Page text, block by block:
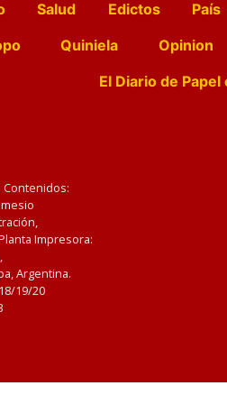
Salud Edictos País
Quiniela Opinion
El Diario de Papel
Impresora:
Argentina.
19/20